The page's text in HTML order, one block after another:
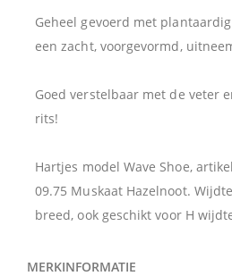
Geheel gevoerd met
een zacht, voorgevormd,
Goed verstelbaar met de veter
rits!
Hartjes model Wave Shoe,
09.75 Muskaat Hazelnoot.
breed, ook geschikt voor H
MERKINFORMATIE